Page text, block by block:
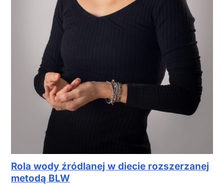
Rola wody źródlanej w diecie rozszerzanej
metodą BLW